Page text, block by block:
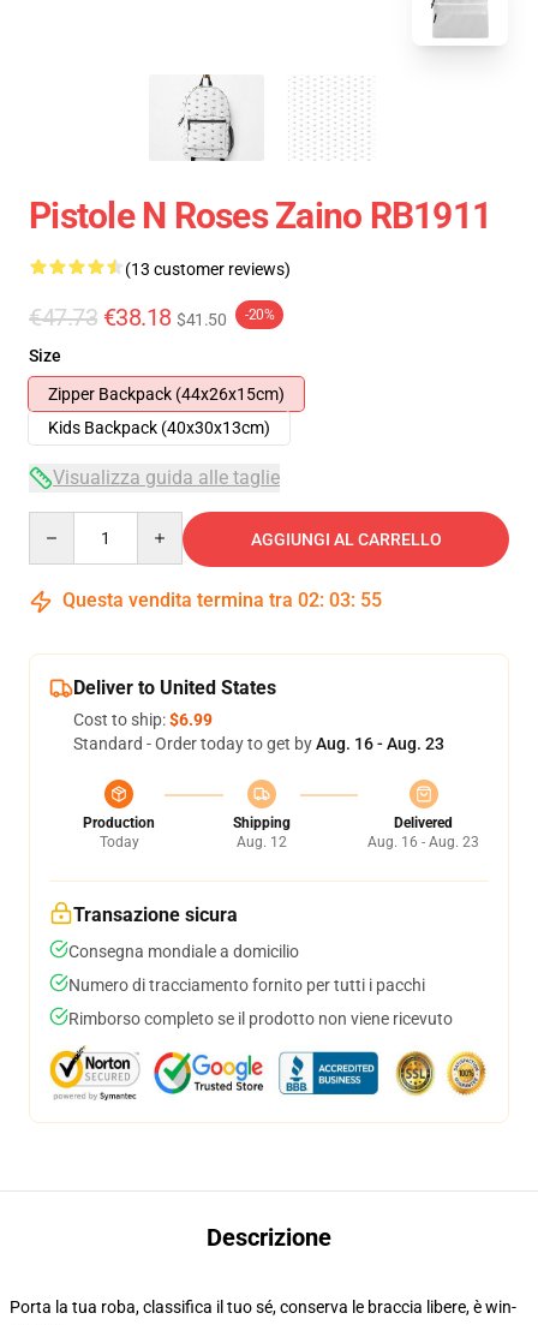
Pistole N Roses Zaino RB1911
(13 customer reviews)
€47.73 €38.18 $41.50 -20%
Size
Zipper Backpack (44x26x15cm)
Kids Backpack (40x30x13cm)
Visualizza guida alle taglie
AGGIUNGI AL CARRELLO
Questa vendita termina tra 02: 03: 54
Deliver to United States
Cost to ship:$6.99
Standard - Order today to get byAug. 16 - Aug. 23
Production
Today
Shipping
Aug. 12
Delivered
Aug. 16 - Aug. 23
Transazione sicura
Consegna mondiale a domicilio
Numero di tracciamento fornito per tutti i pacchi
Rimborso completo se il prodotto non viene ricevuto
Descrizione
Porta la tua roba, classifica il tuo sé, conserva le braccia libere, è win-